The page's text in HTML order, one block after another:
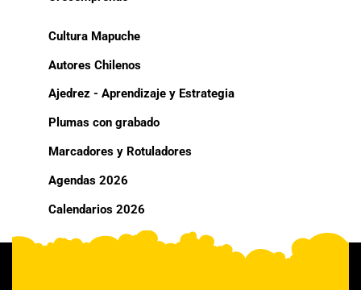
Cultura Mapuche
Autores Chilenos
Ajedrez - Aprendizaje y Estrategia
Plumas con grabado
Marcadores y Rotuladores
Agendas 2026
Calendarios 2026